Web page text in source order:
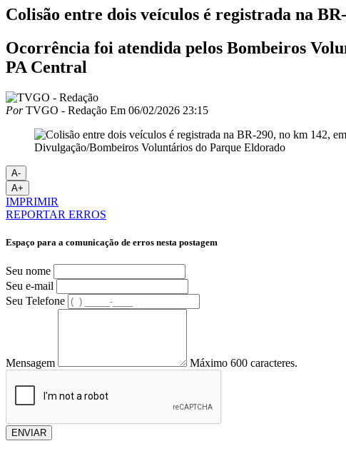
Colisão entre dois veículos é registrada na
Ocorrência foi atendida pelos Bombeiros
PA Central
PorTVGO - Redação Em 06/02/2026 23:15
Divulgação/Bombeiros Voluntários do Parque Eldorado
A-
A+
IMPRIMIR
REPORTAR ERROS
Espaço para a comunicação de erros nesta postagem
Seu nome
Seu e-mail
Seu Telefone
Mensagem Máximo 600 caracteres.
ENVIAR